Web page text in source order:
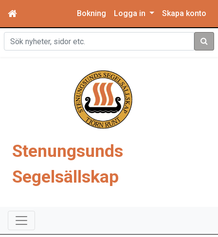
Bokning Logga in Skapa konto
Sök
Stenungsunds
Segelsällskap